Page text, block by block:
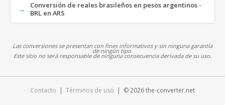
Conversión de reales brasileños en pesos argentinos -
BRL en ARS
Las conversiones se presentan con fines informativos y sin ninguna garantía
de ningún tipo.
Este sitio no será responsable de ninguna consecuencia derivada de su uso.
Contacto | Términos de uso | © 2026 the-converter.net